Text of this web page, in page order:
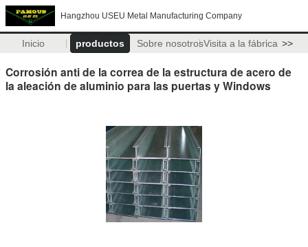
Hangzhou USEU Metal Manufacturing Company
Inicio productos Sobre nosotrosVisita a la fábrica >>
Corrosión anti de la correa de la estructura de acero de
la aleación de aluminio para las puertas y Windows